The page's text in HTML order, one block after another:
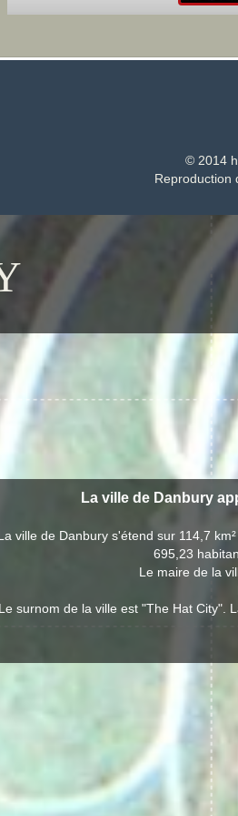
© 2014
Reproduction
La ville de Danbury
ville de Danbury s'étend sur 114,7
695,23
Le maire de la
Le surnom de la ville est "The Hat City".